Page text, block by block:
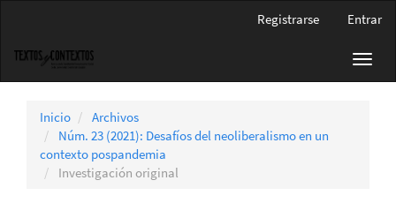
principal
Barra
Registrarse Entrar
Inicio
Archivos
Núm. 23 (2021): Desafíos del neoliberalismo en un
contexto pospandemia
Investigación original